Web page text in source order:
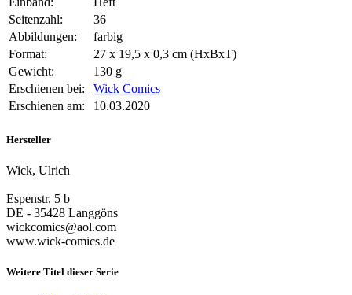
Seitenzahl:
36
Abbildungen:
farbig
Format:
27 x 19,5 x 0,3 cm (HxBxT)
Gewicht:
130 g
Erschienen bei:
Wick Comics
Erschienen am:
10.03.2020
Hersteller
Wick, Ulrich
Espenstr. 5 b
DE - 35428 Langgöns
wickcomics@aol.com
www.wick-comics.de
Weitere Titel dieser Serie